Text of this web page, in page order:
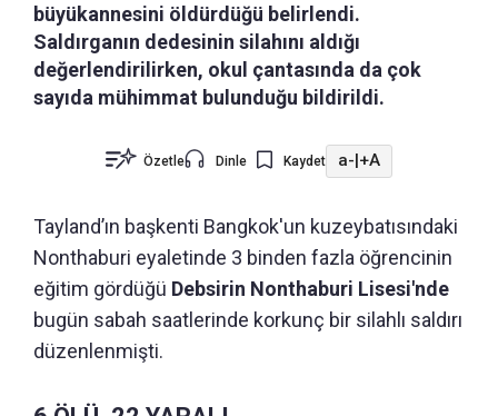
büyükannesini öldürdüğü belirlendi.
Saldırganın dedesinin silahını aldığı
değerlendirilirken, okul çantasında da çok
sayıda mühimmat bulunduğu bildirildi.
Özetle Dinle Kaydet a- +A
Tayland’ın başkenti Bangkok'un kuzeybatısındaki
Nonthaburi eyaletinde 3 binden fazla öğrencinin
eğitim gördüğü Debsirin Nonthaburi Lisesi'nde
bugün sabah saatlerinde korkunç bir silahlı saldırı
düzenlenmişti.